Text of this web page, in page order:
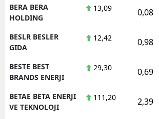
BERA BERA
HOLDING
13,09 0,08
BESLR BESLER
GIDA
12,42 0,98
BESTE BEST
BRANDS ENERJI
29,30 0,69
BETAE BETA ENERJI
VE TEKNOLOJI
111,20 2,39